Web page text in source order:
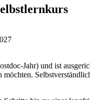
Jahr) und ist